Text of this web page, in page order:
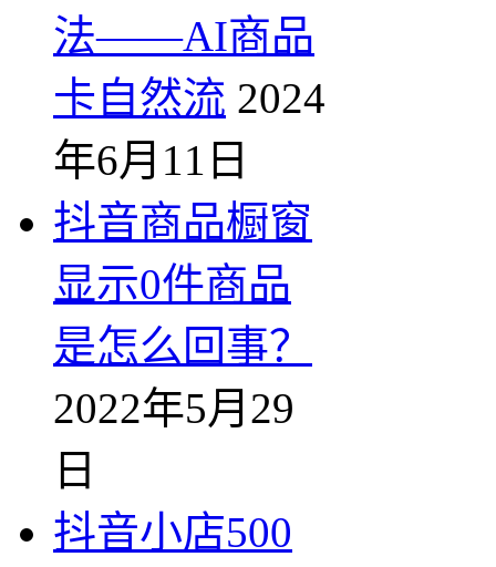
法——AI商品
卡自然流 2024
年6月11日
抖音商品橱窗
显示0件商品
是怎么回事？
2022年5月29
日
抖音小店500